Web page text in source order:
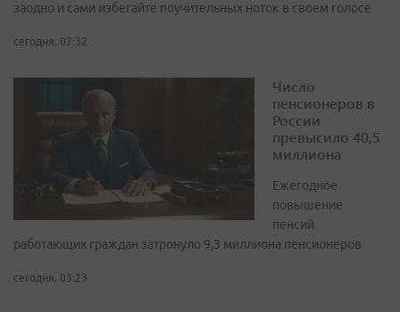
заодно и сами избегайте поучительных ноток в своем голосе
сегодня, 07:32
Число
пенсионеров в
России
превысило 40,5
миллиона
Ежегодное
повышение
пенсий
работающих граждан затронуло 9,3 миллиона пенсионеров
сегодня, 03:23